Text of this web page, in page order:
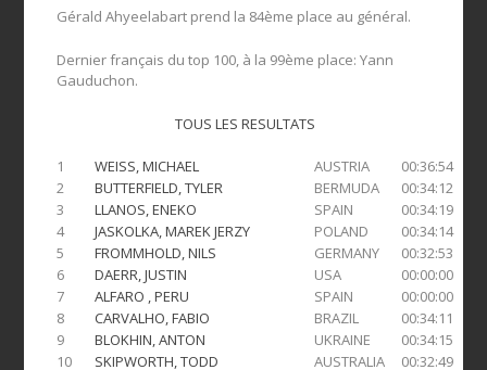
Gérald Ahyeelabart prend la 84ème place au général.
Dernier français du top 100, à la 99ème place: Yann
Gauduchon.
TOUS LES RESULTATS
1 WEISS, MICHAEL AUSTRIA
00:36:54
2
BUTTERFIELD, TYLER BERMUDA
00:34:12
3
LLANOS, ENEKO SPAIN
00:34:19
4
JASKOLKA, MAREK JERZY POLAND
00:34:14
5
FROMMHOLD, NILS GERMANY
00:32:53
6
DAERR, JUSTIN USA
00:00:00
7
ALFARO , PERU SPAIN
00:00:00
8
CARVALHO, FABIO BRAZIL
00:34:11
9
BLOKHIN, ANTON UKRAINE
00:34:15
10
SKIPWORTH, TODD AUSTRALIA 00:32:49